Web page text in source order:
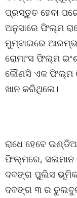
ପ୍ରସ୍ତୁତ ହେବା
ଅନୁସାରେ ଫିଲ୍ମ
ମୁମ୍ବାଇରେ ଆରମ୍ଭ
ରୋମାଂସ ଫିଲ୍ମ
କୌଣସି ଏକ ଫିଲ୍ମ
ଖାନ କରିଥିଲେ।
ରାଧେ ହେବେ
ଫିଲ୍ମରେ, ସଲମାନ
ଦବଙ୍ଗ ପୁଲିସ
ଦବଙ୍ଗ ୩ ର ଚୁଲବୁଲ